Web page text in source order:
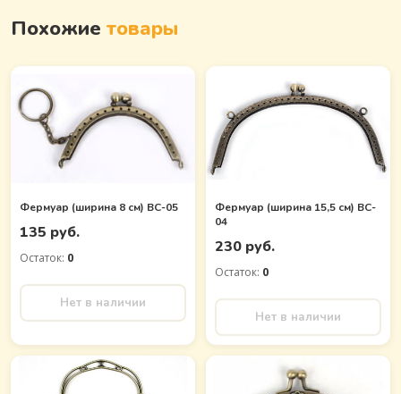
Похожие товары
Фермуар (ширина 8 см) BC-05
135 руб.
Остаток: 0
Нет в наличии
Фермуар (ширина 15,5 см) BC-
04
230 руб.
Остаток: 0
Нет в наличии